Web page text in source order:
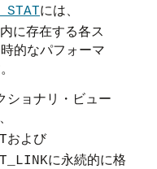
には、
に存在する各ス
的なパフォーマ
ショナリ・ビュー
および
に永続的に格